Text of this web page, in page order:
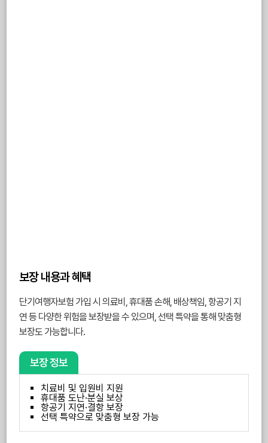
보장 내용과 혜택
단기여행자보험 가입 시 의료비, 휴대품 손해, 배상책임, 항공기 지
연 등 다양한 위험을 보장받을 수 있으며, 선택 특약을 통해 맞춤형
보장도 가능합니다.
보장 정보
치료비 및 입원비 지원
휴대품 도난·분실 보상
항공기 지연·결항 보장
선택 특약으로 맞춤형 보장 가능